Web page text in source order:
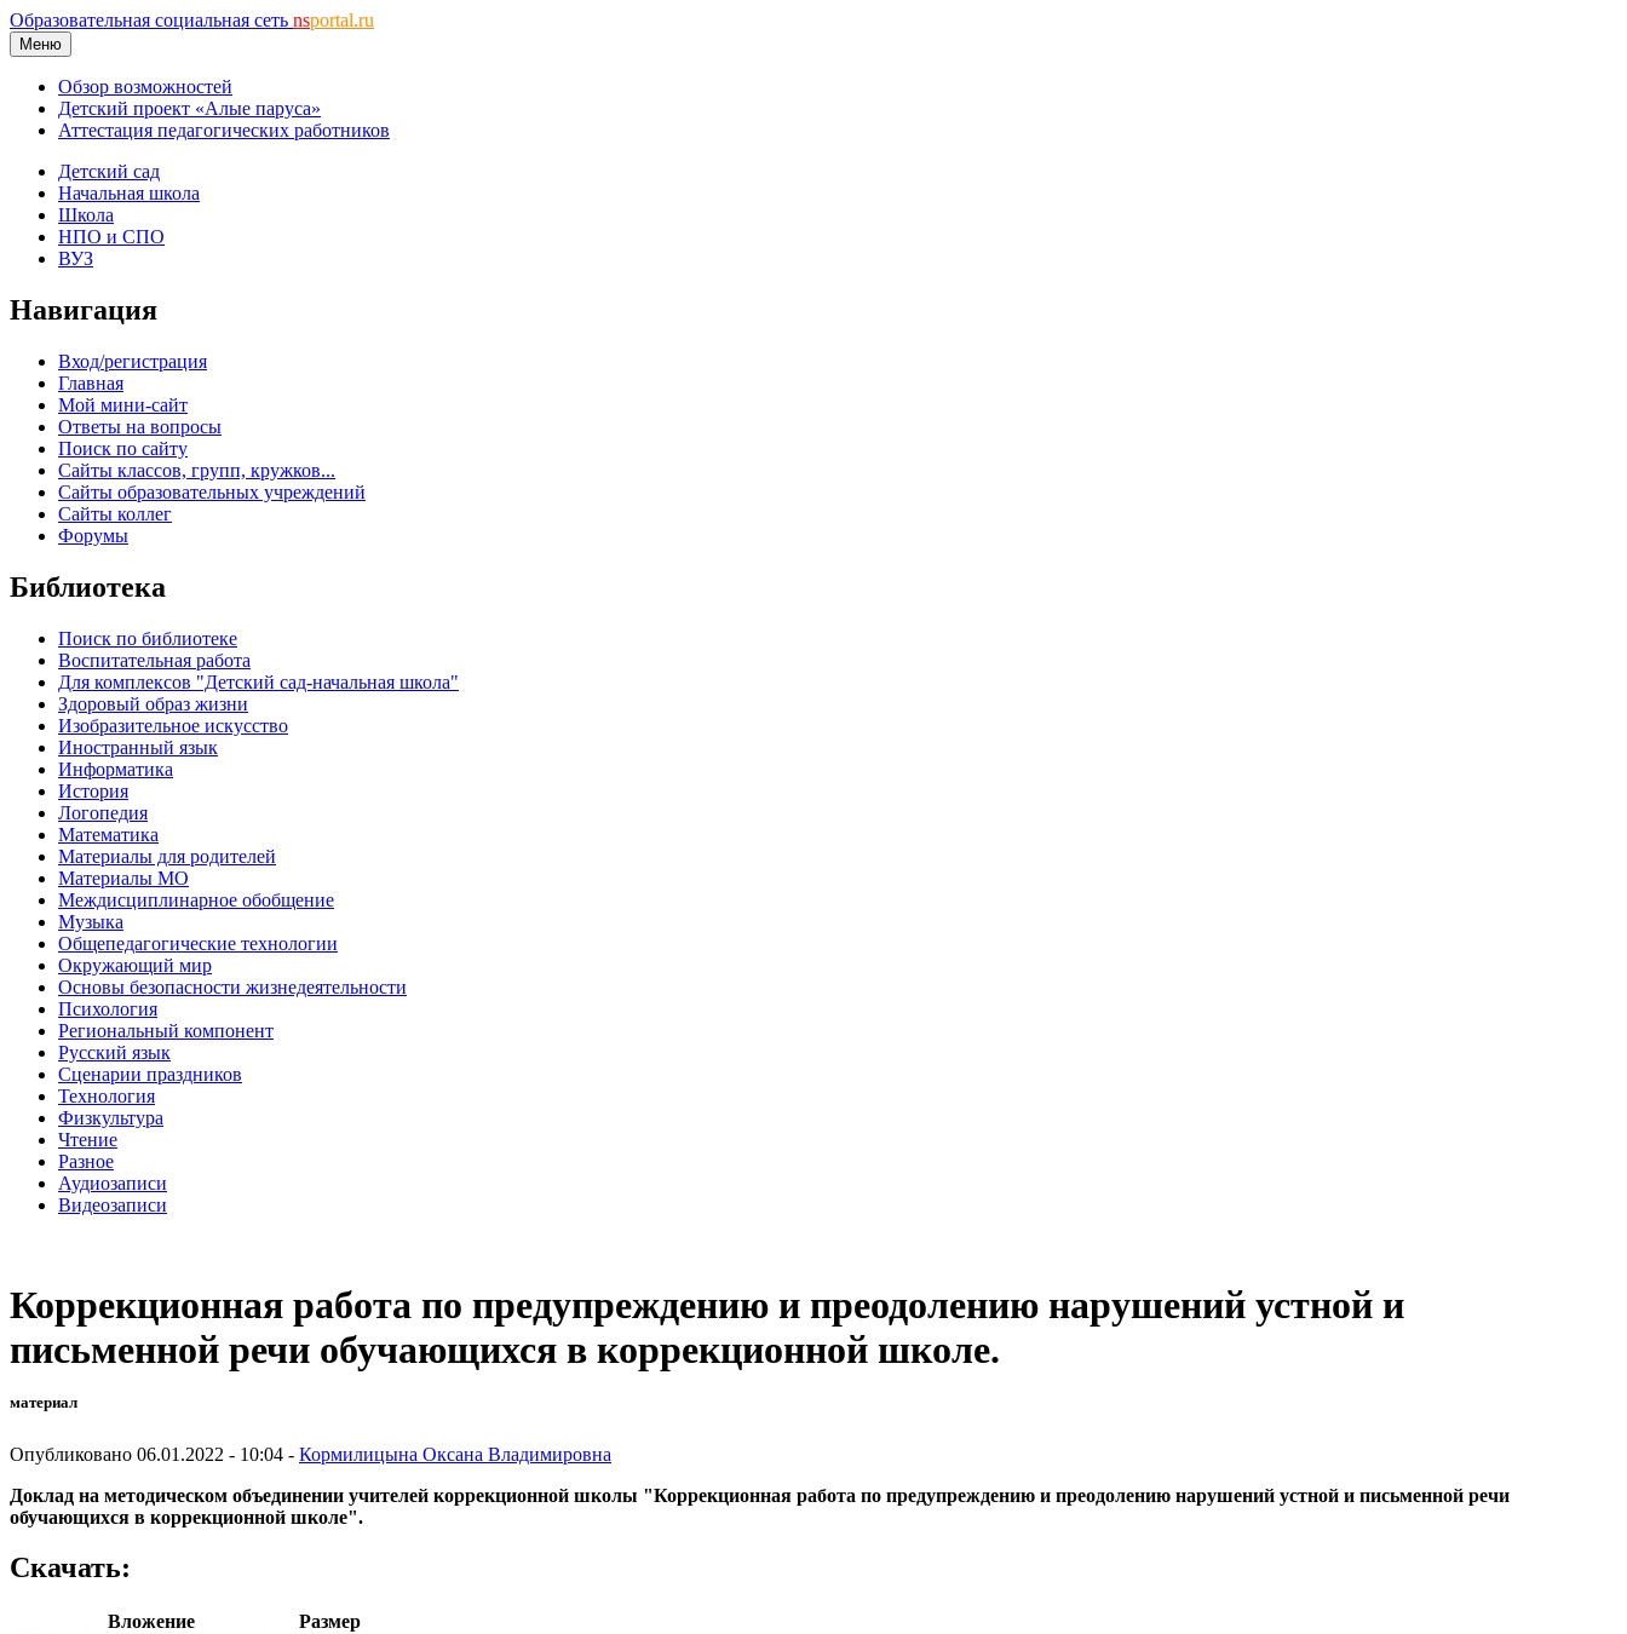
Образовательная социальная сеть nsportal.ru
Меню
Обзор возможностей
Детский проект «Алые паруса»
Аттестация педагогических работников
Детский сад
Начальная школа
Школа
НПО и СПО
ВУЗ
Навигация
Вход/регистрация
Главная
Мой мини-сайт
Ответы на вопросы
Поиск по сайту
Сайты классов, групп, кружков...
Сайты образовательных учреждений
Сайты коллег
Форумы
Библиотека
Поиск по библиотеке
Воспитательная работа
Для комплексов "Детский сад-начальная школа"
Здоровый образ жизни
Изобразительное искусство
Иностранный язык
Информатика
История
Логопедия
Математика
Материалы для родителей
Материалы МО
Междисциплинарное обобщение
Музыка
Общепедагогические технологии
Окружающий мир
Основы безопасности жизнедеятельности
Психология
Региональный компонент
Русский язык
Сценарии праздников
Технология
Физкультура
Чтение
Разное
Аудиозаписи
Видеозаписи
Коррекционная работа по предупреждению и преодолению нарушений устной и
письменной речи обучающихся в коррекционной школе.
материал
Опубликовано 06.01.2022 - 10:04 - Кормилицына Оксана Владимировна
Доклад на методическом объединении учителей коррекционной школы "Коррекционная работа по предупреждению и преодолению нарушений устной и письменной речи
обучающихся в коррекционной школе".
Скачать:
Вложение
Размер